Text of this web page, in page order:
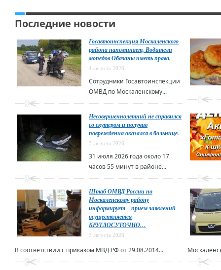
Последние новости
Госавтоинспекция Москаленского
района напоминает, Водители
мопедов Обязаны иметь права.
4 августа 2026
Сотрудники Госавтоинспекции
ОМВД по Москаленскому...
Несовершеннолетний не справился
со скутером и получив
повреждения оказался в больнице.
3 августа 2026
31 июля 2026 года около 17
часов 55 минут в районе...
Штаб ОМВД России по
Москаленскому району
информирует – прием заявлений
осуществляется
КРУГЛОСУТОЧНО…
3 августа 2026
В соответствии с приказом МВД РФ от 29.08.2014...